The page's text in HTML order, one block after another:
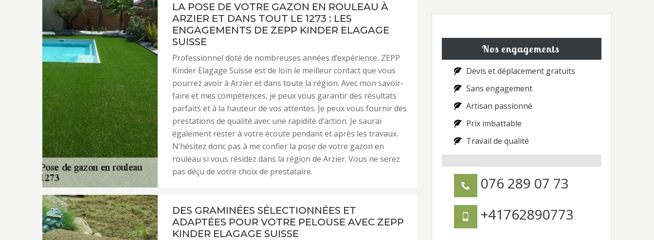
LA POSE DE VOTRE GAZON EN ROULEAU À
ARZIER ET DANS TOUT LE 1273 : LES
ENGAGEMENTS DE ZEPP KINDER ELAGAGE
SUISSE
Professionnel doté de nombreuses années d’expérience, ZEPP
Kinder Elagage Suisse est de loin le meilleur contact que vous
pourrez avoir à Arzier et dans toute la région. Avec mon savoir-
faire et mes compétences, je peux vous garantir des résultats
parfaits et à la hauteur de vos attentes. Je peux vous fournir des
prestations de qualité avec une rapidité d’action. Je saurai
également rester à votre écoute pendant et après les travaux.
N’hésitez donc pas à me confier la pose de votre gazon en
rouleau si vous résidez dans la région de Arzier. Vous ne serez
pas déçu de votre choix de prestataire.
DES GRAMINÉES SÉLECTIONNÉES ET
ADAPTÉES POUR VOTRE PELOUSE AVEC ZEPP
KINDER ELAGAGE SUISSE
Nos engagements
Devis et déplacement gratuits
Sans engagement
Artisan passionné
Prix imbattable
Travail de qualité
076 289 07 73
+41762890773